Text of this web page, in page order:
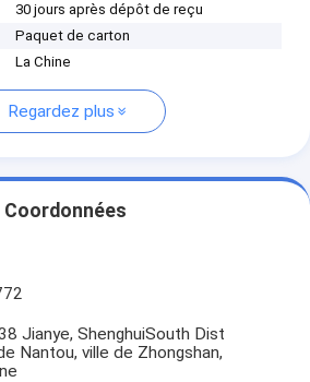
30 jours après dépôt de reçu
Paquet de carton
La Chine
Regardez plus
Coordonnées
Jianye, ShenghuiSouth Dist
Nantou, ville de Zhongshan,